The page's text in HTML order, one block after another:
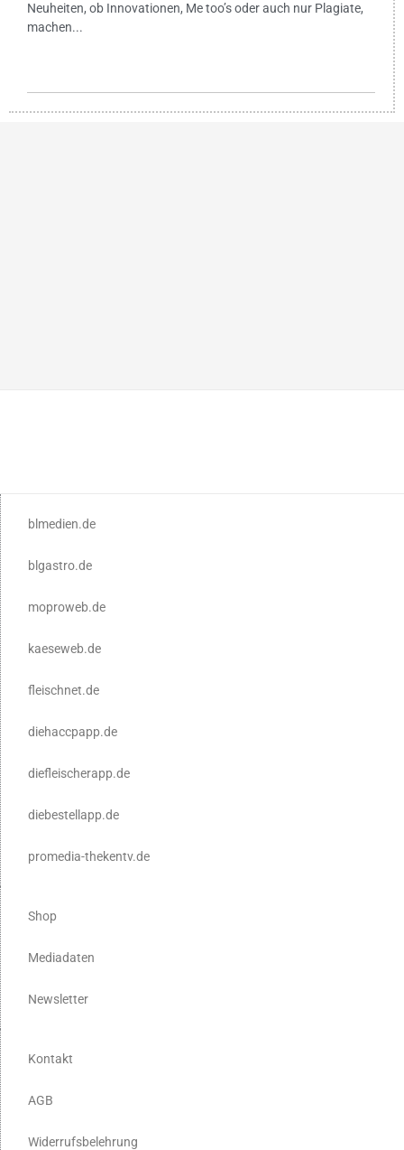
Neuheiten, ob Innovationen, Me too’s oder auch nur Plagiate,
machen...
blmedien.de
blgastro.de
moproweb.de
kaeseweb.de
fleischnet.de
diehaccpapp.de
diefleischerapp.de
diebestellapp.de
promedia-thekentv.de
Shop
Mediadaten
Newsletter
Kontakt
AGB
Widerrufsbelehrung